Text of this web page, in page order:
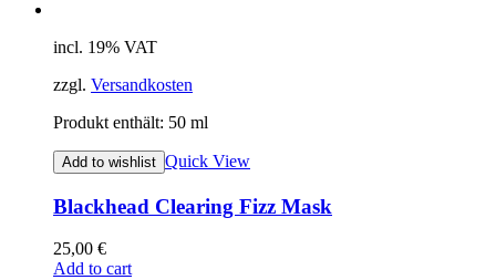
incl. 19% VAT
zzgl. Versandkosten
Produkt enthält: 50 ml
Add to wishlist Quick View
Blackhead Clearing Fizz Mask
25,00 €
Add to cart